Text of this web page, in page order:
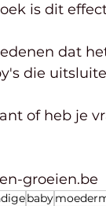
is dit
dat
die
of heb je
groeien.be
baby